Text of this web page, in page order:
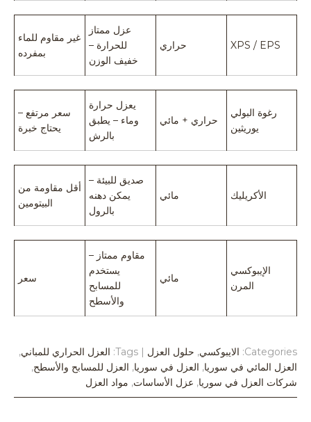
XPS / EPS حراري
عزل ممتاز
للحرارة –
خفيف الوزن
غير مقاوم للماء
بمفرده
رغوة البولي
يوريثين
حراري + مائي
يعزل حرارة
وماء – يطبق
بالرش
سعر مرتفع –
يحتاج خبرة
الأكريليك مائي
صديق للبيئة –
يمكن دهنه
بالرول
أقل مقاومة من
البيتومين
الإيبوكسي
المرن
مائي
مقاوم ممتاز –
يستخدم
للمسابح
والأسطح
سعر
Categories: الايبوكسي, حلول العزل | Tags: العزل الحراري للمباني,
العزل المائي في سوريا, العزل في سوريا, العزل للمسابح والأسطح,
شركات العزل في سوريا, عزل الأساسات, مواد العزل